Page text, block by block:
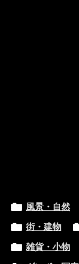
風景・自然
街・建物
雑貨・小物